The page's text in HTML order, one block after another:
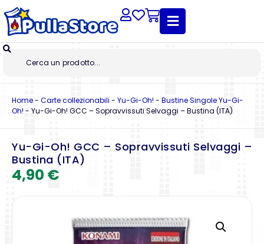
Home- Carte collezionabili - Yu-Gi-Oh! - Bustine Singole Yu-Gi-
Oh! - Yu-Gi-Oh! GCC – Sopravvissuti Selvaggi – Bustina (ITA)
Yu-Gi-Oh! GCC – Sopravvissuti Selvaggi –
Bustina (ITA)
4,90 €